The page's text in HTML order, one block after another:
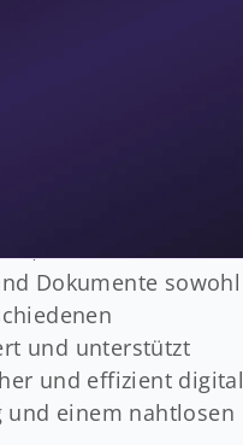
Dokumente sowohl
und unterstützt
und effizient digital
und einem nahtlosen